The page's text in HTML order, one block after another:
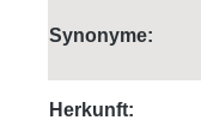
Synonyme:
Herkunft: